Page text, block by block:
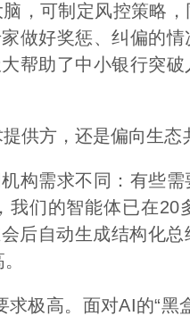
，可制定风控策略
做好奖惩、纠偏的
帮助了中小银行突
供方，还是偏向生态
需求不同：有些需
们的智能体已在20
后自动生成结构化
高。面对AI的“黑